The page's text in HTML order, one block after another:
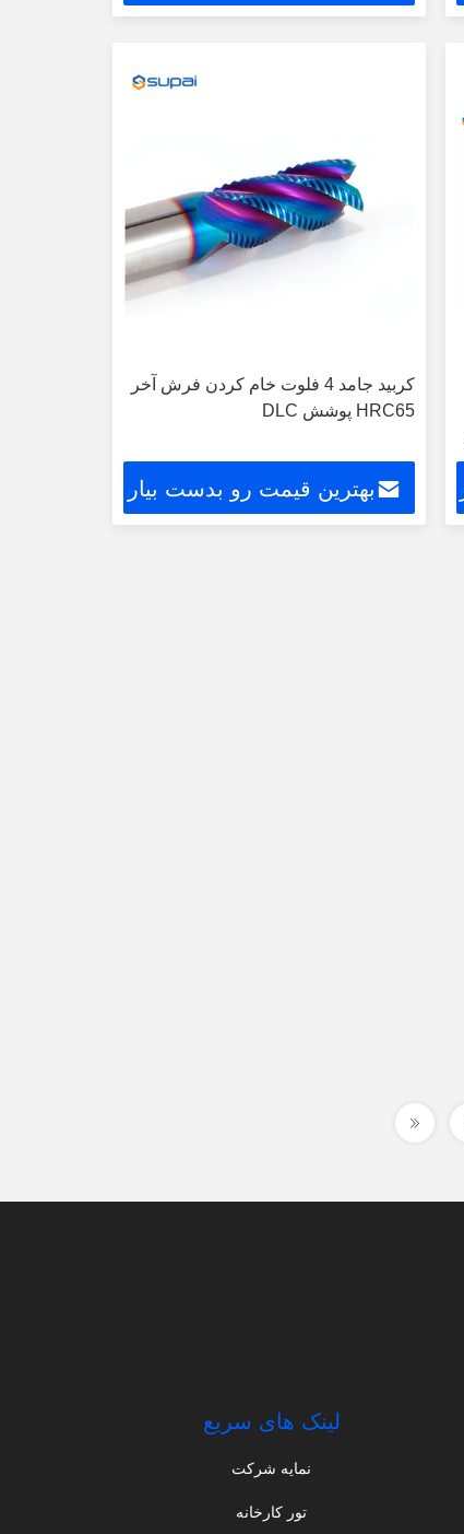
کربید جامد 4 فلوت خام کردن فرش آخر
HRC65 پوشش DLC
بهترین قیمت رو بدست بیار
لینک های سریع
نمایه شرکت
تور کارخانه